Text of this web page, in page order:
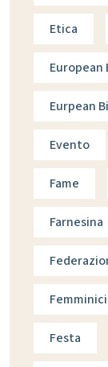
Etica
European
Eurpean
Evento
Fame
Farnesina
Festa